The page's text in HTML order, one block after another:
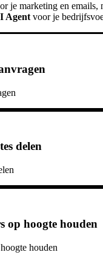
je marketing en emails,
Agent voor je
delen
op hoogte houden
houden